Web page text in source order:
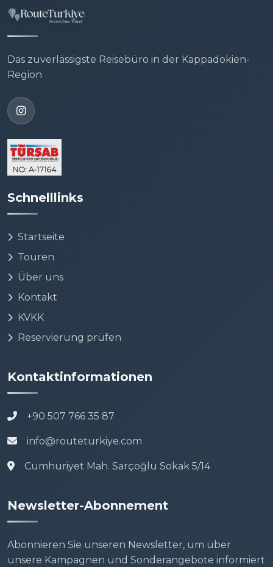
Das zuverlässigste Reisebüro in der Kappadokien-
Region
Schnelllinks
Startseite
Touren
Über uns
Kontakt
KVKK
Reservierung prüfen
Kontaktinformationen
+90 507 766 35 87
info@routeturkiye.com
Cumhuriyet Mah. Sarçoğlu Sokak 5/14
Newsletter-Abonnement
Abonnieren Sie unseren Newsletter, um über
unsere Kampagnen und Sonderangebote informiert